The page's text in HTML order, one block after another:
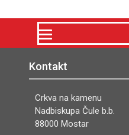
Kontakt
Crkva na kamenu
Nadbiskupa Čule b.b.
88000 Mostar